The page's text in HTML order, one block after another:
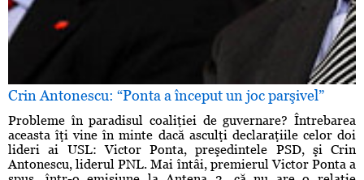
Crin Antonescu: “Ponta a început un joc parşivel”
Probleme în paradisul coaliţiei de guvernare? Întrebarea
aceasta îţi vine în minte dacă asculţi declaraţiile celor doi
lideri ai USL: Victor Ponta, preşedintele PSD, şi Crin
Antonescu, liderul PNL. Mai întâi, premierul Victor Ponta a